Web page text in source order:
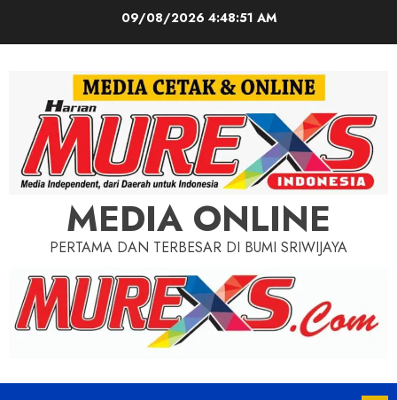
09/08/2026 4:48:52 AM
MEDIA ONLINE
PERTAMA DAN TERBESAR DI BUMI SRIWIJAYA